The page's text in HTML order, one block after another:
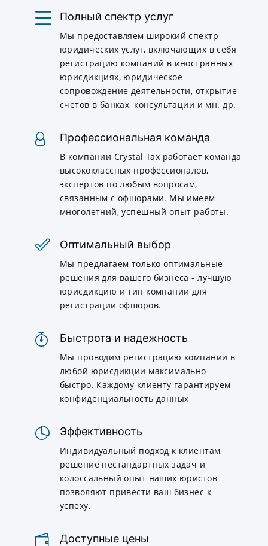
Полный спектр услуг
Мы предоставляем широкий спектр
юридических услуг, включающих в себя
регистрацию компаний в иностранных
юрисдикциях, юридическое
сопровождение деятельности, открытие
счетов в банках, консультации и мн. др.
Профессиональная команда
В компании Crystal Tax работает команда
высококлассных профессионалов,
экспертов по любым вопросам,
связанным с офшорами. Мы имеем
многолетний, успешный опыт работы.
Оптимальный выбор
Мы предлагаем только оптимальные
решения для вашего бизнеса - лучшую
юрисдикцию и тип компании для
регистрации офшоров.
Быстрота и надежность
Мы проводим регистрацию компании в
любой юрисдикции максимально
быстро. Каждому клиенту гарантируем
конфиденциальность данных
Эффективность
Индивидуальный подход к клиентам,
решение нестандартных задач и
колоссальный опыт наших юристов
позволяют привести ваш бизнес к
успеху.
Доступные цены